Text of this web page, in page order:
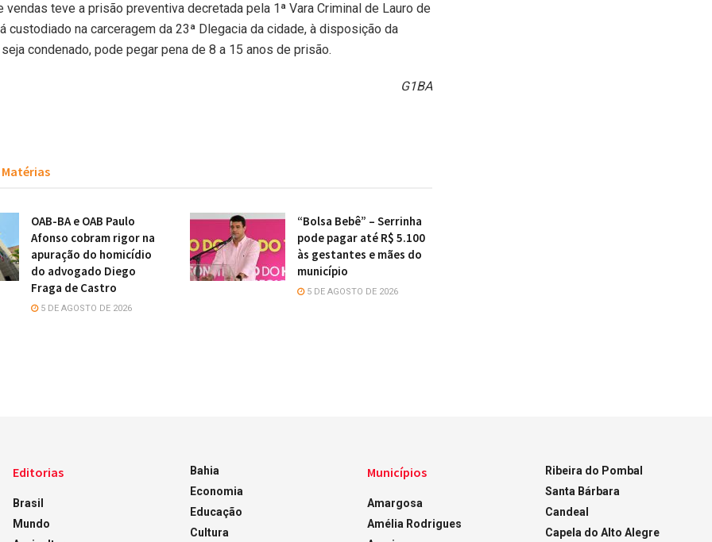
vendas teve a prisão preventiva decretada pela 1ª Vara Criminal de Lauro de
custodiado na carceragem da 23ª Dlegacia da cidade, à disposição da
condenado, pode pegar pena de 8 a 15 anos de prisão.
G1BA
Matérias
OAB-BA e OAB Paulo
Afonso cobram rigor na
apuração do homicídio
do advogado Diego
Fraga de Castro
5 DE AGOSTO DE 2026
“Bolsa Bebê” – Serrinha
pode pagar até R$ 5.100
às gestantes e mães do
município
5 DE AGOSTO DE 2026
Editorias
Brasil
Mundo
Bahia
Economia
Educação
Cultura
Municípios
Amargosa
Amélia Rodrigues
Ribeira do Pombal
Santa Bárbara
Candeal
Capela do Alto Alegre